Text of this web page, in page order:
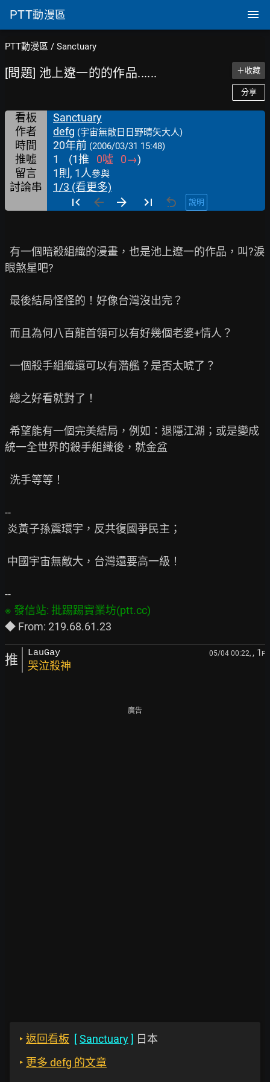
PTT動漫區
PTT動漫區 / Sanctuary
[問題] 池上遼一的的作品...... ＋收藏
分享
看板
Sanctuary
作者
defg (宇宙無敵日日野晴矢大人)
時間 20年前 (2006/03/31 15:48)
推噓 1 (1推 0噓 0→)
留言
1則, 1人參與
討論串 1/3 (看更多)
說明
眼煞星吧?
統一全世界的殺手組織後，就金盆
--
推 LauGay 05/04 00:22, , 1 F
哭泣殺神
廣告
‣ 返回看板 [Sanctuary] 日本
‣ 更多 defg 的文章